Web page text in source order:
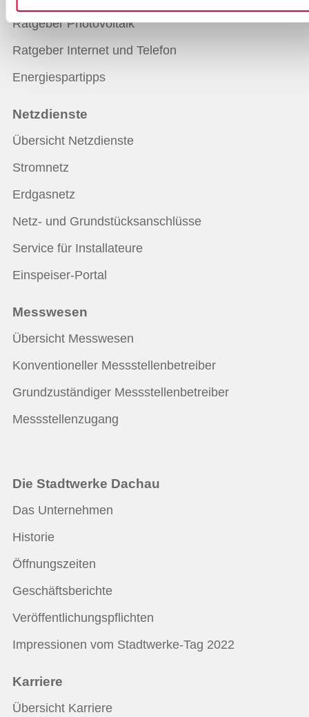
Ratgeber Photovoltaik
Ratgeber Internet und Telefon
Energiespartipps
Netzdienste
Übersicht Netzdienste
Stromnetz
Erdgasnetz
Netz- und Grundstücksanschlüsse
Service für Installateure
Einspeiser-Portal
Messwesen
Übersicht Messwesen
Konventioneller Messstellenbetreiber
Grundzuständiger Messstellenbetreiber
Messstellenzugang
Die Stadtwerke Dachau
Das Unternehmen
Historie
Öffnungszeiten
Geschäftsberichte
Veröffentlichungspflichten
Impressionen vom Stadtwerke-Tag 2022
Karriere
Übersicht Karriere